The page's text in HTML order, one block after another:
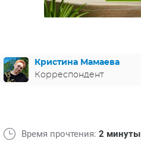
Кристина Мамаева
Корреспондент
Время прочтения: 2 минуты